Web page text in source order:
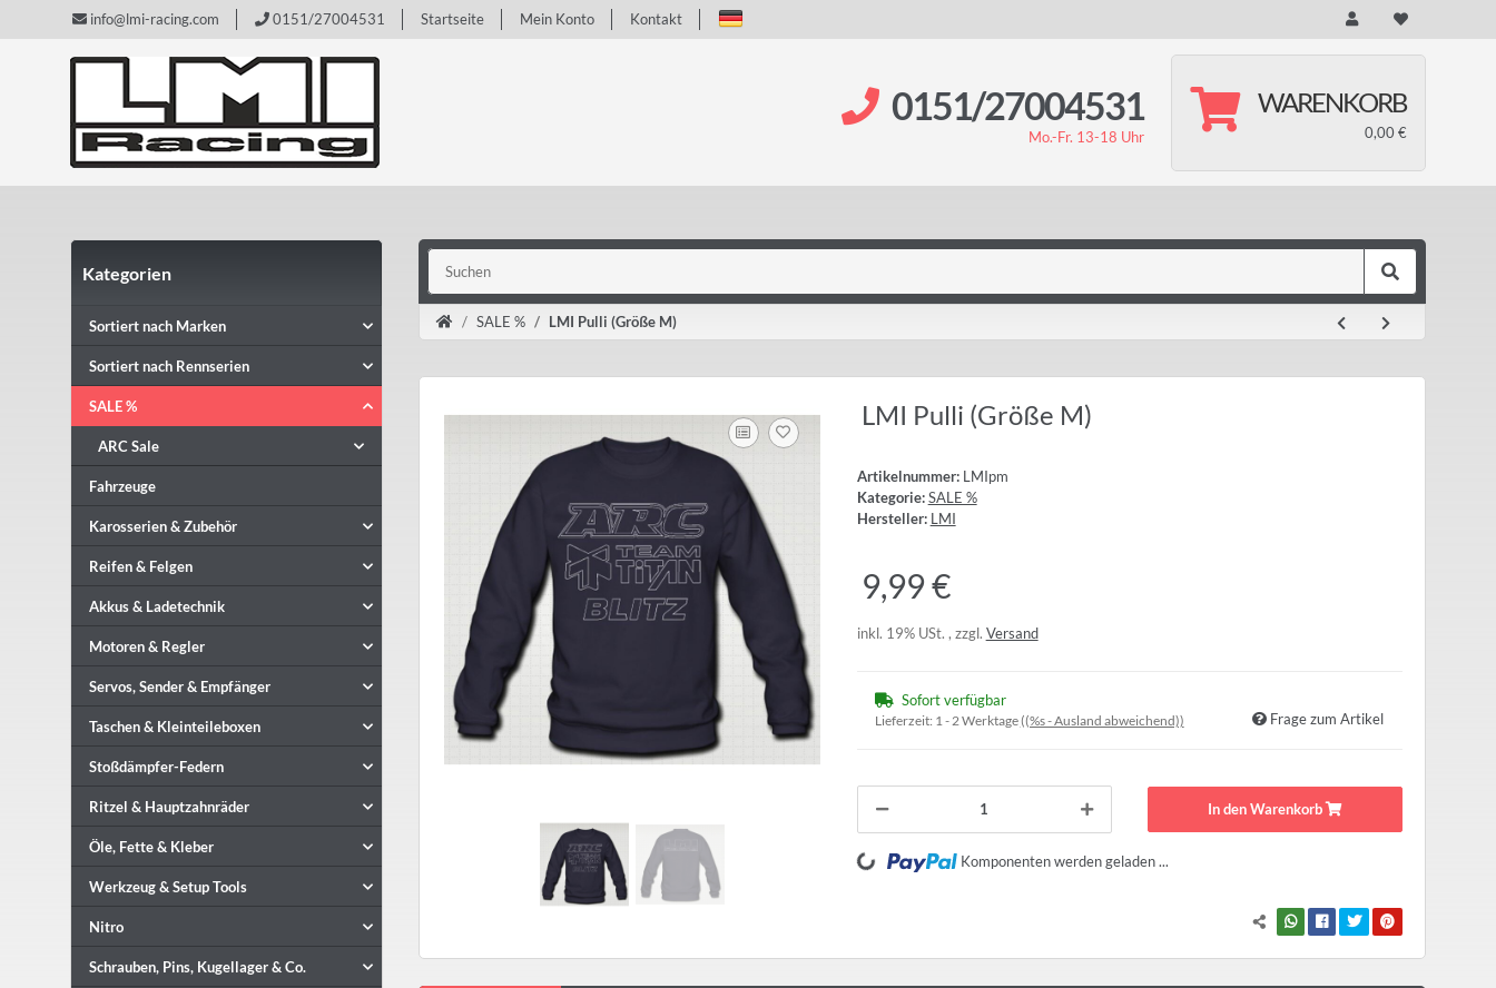
info@lmi-racing.com 0151/27004531 Startseite Mein Konto Kontakt
0151/27004531
Mo.-Fr. 13-18 Uhr
WARENKORB
0,00 €
SALE % LMI Pulli (Größe M)
LMI Pulli (Größe M)
Artikelnummer: LMIpm
Kategorie:SALE %
Hersteller: LMI
9,99 €
inkl. 19% USt. , zzgl. Versand
Sofort verfügbar
Lieferzeit: 1 - 2 Werktage((%s - Ausland abweichend)) Frage zum Artikel
In den Warenkorb
Loading... Komponenten werden geladen ...
Kategorien
Sortiert nach Marken
Sortiert nach Rennserien
SALE %
ARC Sale
Fahrzeuge
Karosserien & Zubehör
Reifen & Felgen
Akkus & Ladetechnik
Motoren & Regler
Servos, Sender & Empfänger
Taschen & Kleinteileboxen
Stoßdämpfer-Federn
Ritzel & Hauptzahnräder
Öle, Fette & Kleber
Werkzeug & Setup Tools
Nitro
Schrauben, Pins, Kugellager & Co.